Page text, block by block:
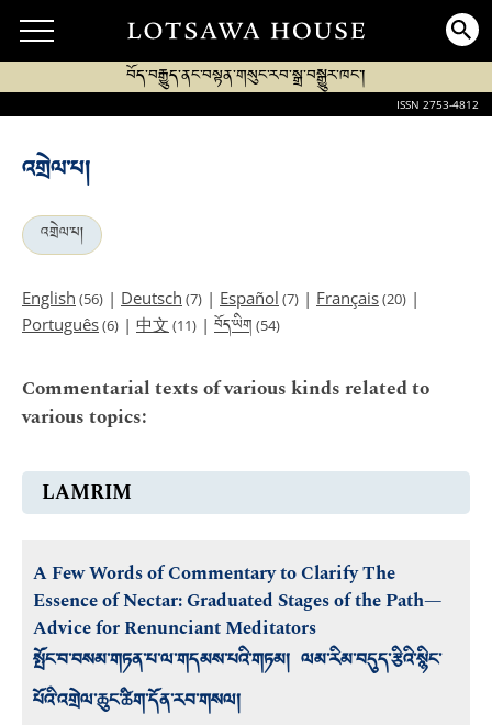
བོད་བརྒྱུད་ནང་བསྟན་གསུང་རབ་སྒྲ་བསྒྱུར་ཁང་།
ISSN 2753-4812
འགྲེལ་པ།
འགྲེལ་པ།
English (56) | Deutsch (7) | Español (7) | Français(20) |
Português(6) | 中文 (11) | བོད་ཡིག (54)
Commentarial texts of various kinds related to
various topics:
LAMRIM
A Few Words of Commentary to Clarify The
Essence of Nectar: Graduated Stages of the Path—
Advice for Renunciant Meditators
སྤོང་བ་བསམ་གཏན་པ་ལ་གདམས་པའི་གཏམ། ལམ་རིམ་བདུད་རྩིའི་སྙིང་
པོའི་འགྲེལ་ཆུང་ཚིག་དོན་རབ་གསལ།